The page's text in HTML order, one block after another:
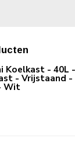
Koelkast - 40L -
- Vrijstaand -
Wit